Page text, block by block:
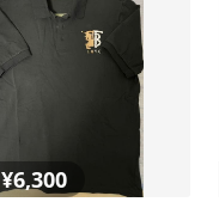
¥6,300